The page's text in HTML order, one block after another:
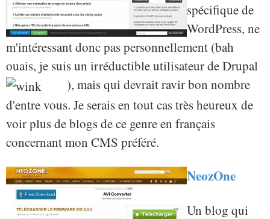
spécifique de
WordPress, ne
m'intéressant donc pas personnellement (bah
ouais, je suis un irréductible utilisateur de Drupal
), mais qui devrait ravir bon nombre
d'entre vous. Je serais en tout cas très heureux de
voir plus de blogs de ce genre en français
concernant mon CMS préféré.
NeozOne
Un blog qui